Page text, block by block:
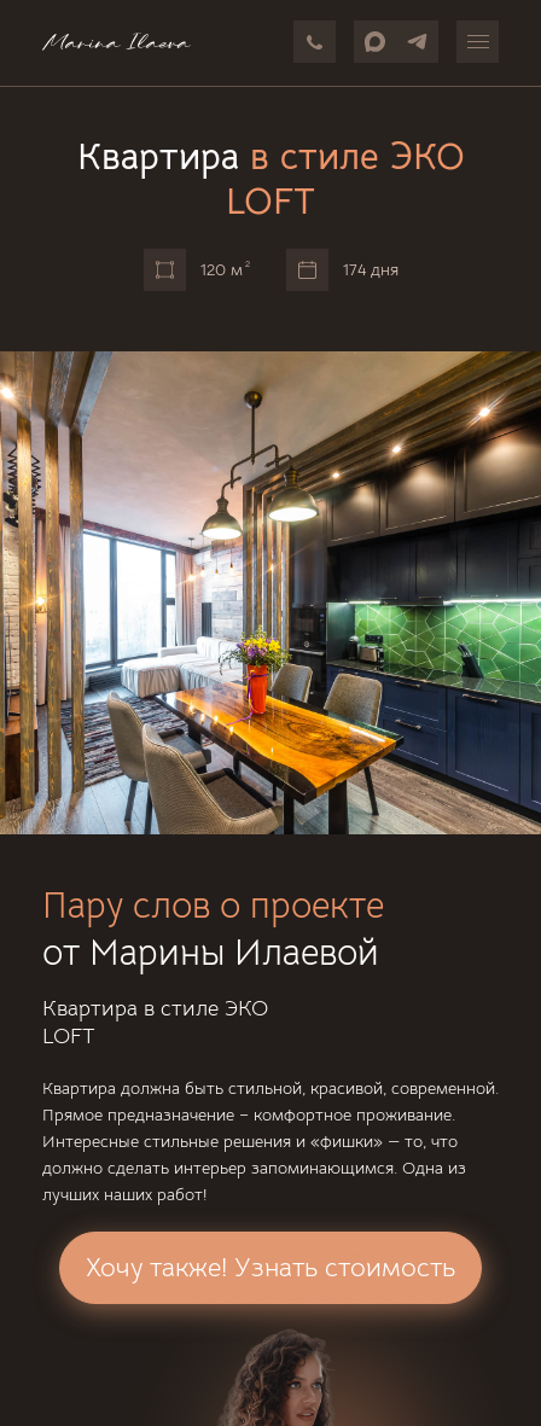
Квартира в стиле ЭКО
LOFT
120 м 2 174 дня
Пару слов о проекте
от Марины Илаевой
Квартира в стиле ЭКО
LOFT
Квартира должна быть стильной, красивой, современной.
Прямое предназначение – комфортное проживание.
Интересные стильные решения и «фишки» — то, что
должно сделать интерьер запоминающимся. Одна из
лучших наших работ!
Хочу также! Узнать стоимость